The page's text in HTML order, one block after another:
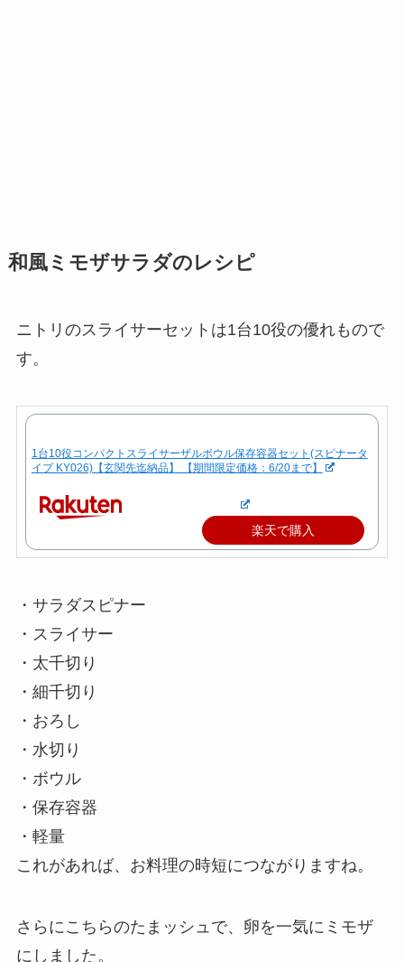
和風ミモザサラダのレシピ
ニトリのスライサーセットは1台10役の優れもので
す。
1台10役コンパクトスライサーザルボウル保存容器セット(スピナータ
イプ KY026)【玄関先迄納品】 【期間限定価格：6/20まで】
楽天で購入
・サラダスピナー
・スライサー
・太千切り
・細千切り
・おろし
・水切り
・ボウル
・保存容器
・軽量
これがあれば、お料理の時短につながりますね。
さらにこちらのたまッシュで、卵を一気にミモザ
にしました。